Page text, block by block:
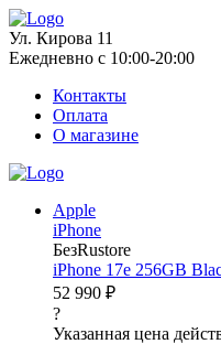
Ул. Кирова 11
Ежедневно с 10:00-20:00
Контакты
Оплата
О магазине
Apple
iPhone
БезRustore
iPhone 17e 256GB
52 990 ₽
?
Указанная цена